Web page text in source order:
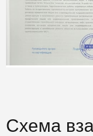
Схема